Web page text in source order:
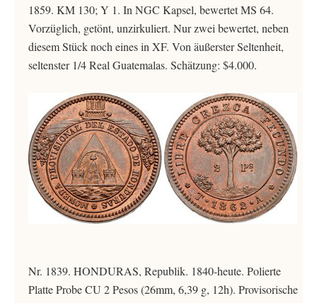
1859. KM 130; Y 1. In NGC Kapsel, bewertet MS 64.
Vorzüglich, getönt, unzirkuliert. Nur zwei bewertet, neben
diesem Stück noch eines in XF. Von äußerster Seltenheit,
seltenster 1/4 Real Guatemalas. Schätzung: $4.000.
Nr. 1839. HONDURAS, Republik. 1840-heute. Polierte
Platte Probe CU 2 Pesos (26mm, 6,39 g, 12h). Provisorische